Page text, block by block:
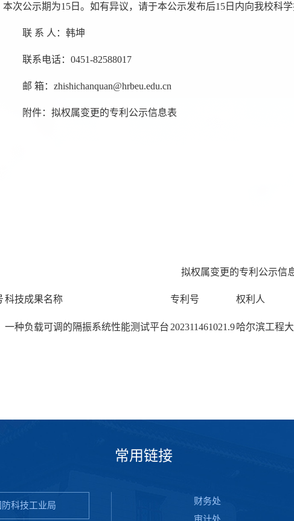
本次公示期为15日。如有异议，请于本公示发布后15日内向我校科
联 系 人：韩坤
联系电话：0451-82588017
邮 箱：zhishichanquan@hrbeu.edu.cn
附件：拟权属变更的专利公示信息表
拟权属变更的专利公示信
科技成果名称 专利号 权利人
一种负载可调的隔振系统性能测试平台 202311461021.9哈尔滨工程
常用链接
防科技工业局
财务处